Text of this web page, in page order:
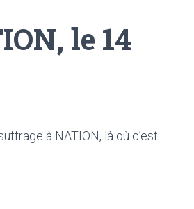
le 14
à NATION, là où c’est